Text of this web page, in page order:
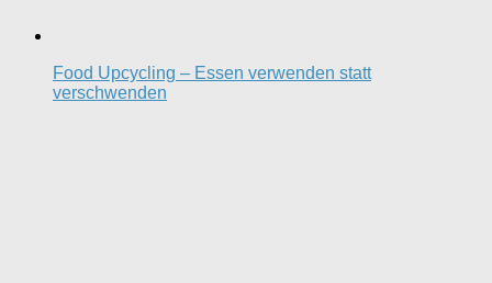
Food Upcycling – Essen verwenden statt
verschwenden